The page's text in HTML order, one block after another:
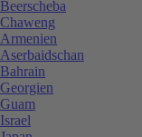
Beerscheba
Chaweng
Armenien
Aserbaidschan
Bahrain
Georgien
Guam
Israel